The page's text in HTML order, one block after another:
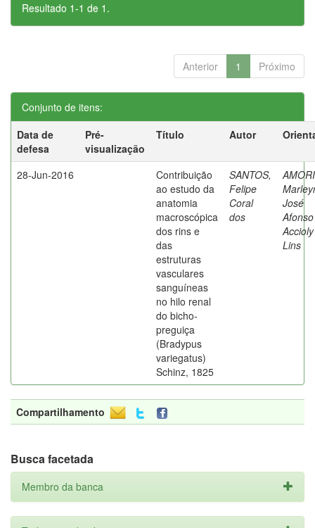
Resultado 1-1 de 1.
Anterior 1 Próximo
Conjunto de itens:
Data de
defesa
Pré-
visualização
Título Autor
28-Jun-2016
Contribuição
ao estudo da
anatomia
macroscópica
dos rins e
das
estruturas
vasculares
sanguíneas
no hilo renal
do bicho-
preguiça
(Bradypus
variegatus)
Schinz, 1825
SANTOS,
Felipe
Coral
dos
José
Afonso
Accioly
Lins
Compartilhamento
Busca facetada
Membro da banca